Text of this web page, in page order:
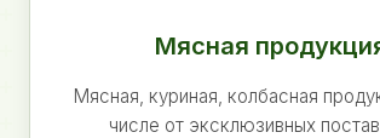
Мясная
Мясная, куриная, колбасная
числе от эксклюзивных